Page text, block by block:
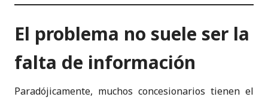
El problema no suele ser la
falta de información
Paradójicamente, muchos concesionarios tienen el